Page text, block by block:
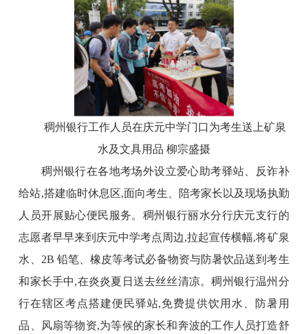
稠州银行工作人员在庆元中学门口为考生送上矿泉
水及文具用品 柳宗盛摄
稠州银行在各地考场外设立爱心助考驿站、反诈补
给站,搭建临时休息区,面向考生、陪考家长以及现场执勤
人员开展贴心便民服务。稠州银行丽水分行庆元支行的
志愿者早早来到庆元中学考点周边,拉起宣传横幅,将矿泉
水、2B 铅笔、橡皮等考试必备物资与防暑饮品送到考生
和家长手中,在炎炎夏日送去丝丝清凉。稠州银行温州分
行在辖区考点搭建便民驿站,免费提供饮用水、防暑用
品、风扇等物资,为等候的家长和奔波的工作人员打造舒